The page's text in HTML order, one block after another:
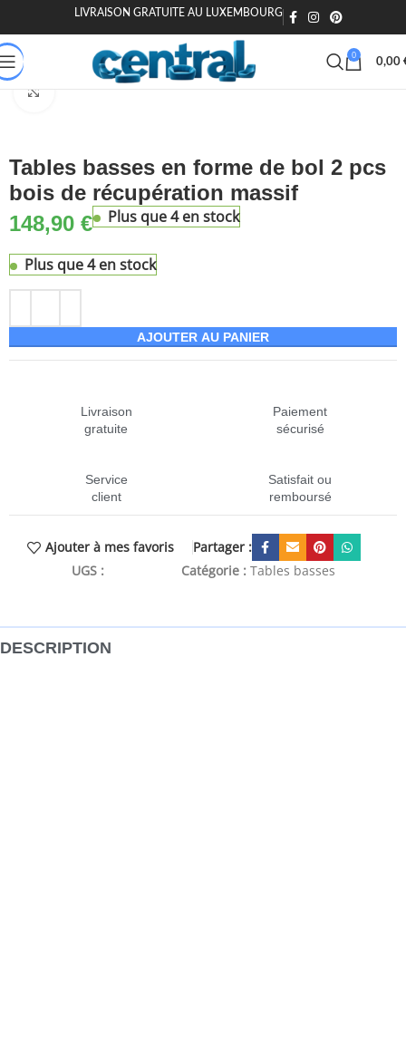
LIVRAISON GRATUITE AU LUXEMBOURG
0
0,00
Accueil Maison & Jardin Meuble Tables Tables basses
Tables basses en forme de bol 2 pcs
bois de récupération massif
148,90 € Plus que 4 en stock
Plus que 4 en stock
AJOUTER AU PANIER
Livraison
gratuite
Paiement
sécurisé
Service
client
Satisfait ou
remboursé
Ajouter à mes favoris
Partager :
UGS :
Catégorie : Tables basses
DESCRIPTION
🎁 20€ offerts dès 200€ - Code : MOIEN20🏷️ 15€ dès 120€ -